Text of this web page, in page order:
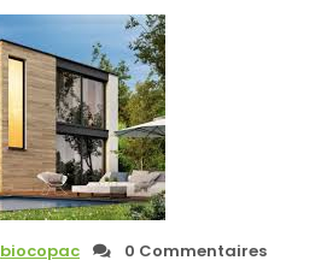
biocopac 0 Commentaires